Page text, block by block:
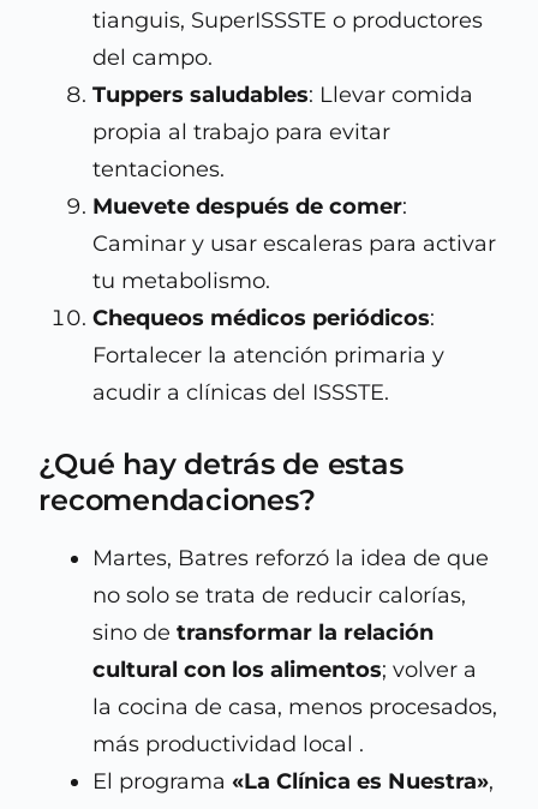
tianguis, SuperISSSTE o productores
del campo.
Tuppers saludables: Llevar comida
propia al trabajo para evitar
tentaciones.
Muevete después de comer:
Caminar y usar escaleras para activar
tu metabolismo.
Chequeos médicos periódicos:
Fortalecer la atención primaria y
acudir a clínicas del ISSSTE.
¿Qué hay detrás de estas
recomendaciones?
Martes, Batres reforzó la idea de que
no solo se trata de reducir calorías,
sino detransformar la relación
cultural con los alimentos; volver a
la cocina de casa, menos procesados,
más productividad local .
El programa«La Clínica es Nuestra»,